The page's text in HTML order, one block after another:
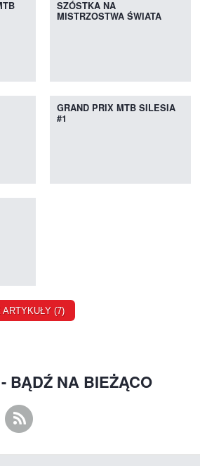
SZÓSTKA NA
MISTRZOSTWA ŚWIATA
GRAND PRIX MTB SILESIA
#1
(7)
BĄDŹ NA BIEŻĄCO